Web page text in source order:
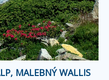
MALEBNÝ WALLIS